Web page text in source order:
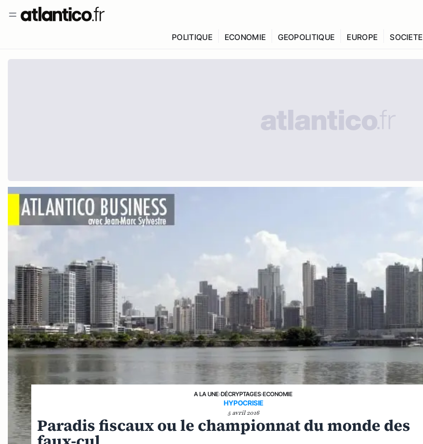
POLITIQUE ECONOMIE GEOPOLITIQUE EUROPE SOCIETE
A LA UNE›DÉCRYPTAGES›ECONOMIE
HYPOCRISIE
5 avril 2016
Paradis fiscaux ou le championnat du monde des